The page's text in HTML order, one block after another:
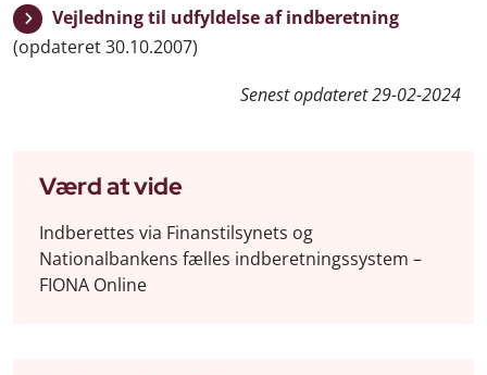
Vejledning til udfyldelse af indberetning
(opdateret 30.10.2007)
Senest opdateret29-02-2024
Værd at vide
Indberettes via Finanstilsynets og
Nationalbankens fælles indberetningssystem –
FIONA Online